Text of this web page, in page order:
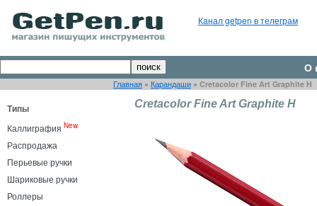
Канал getpen в телеграм
О
Главная » Карандаши » Cretacolor Fine Art Graphite H
Типы
Каллиграфия New
Распродажа
Перьевые ручки
Шариковые ручки
Роллеры
Cretacolor Fine Art Graphite H